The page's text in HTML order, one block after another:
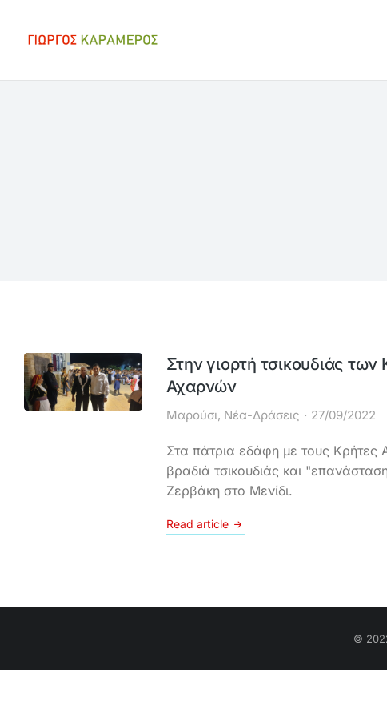
Στην γιορτή τσικουδιάς
Αχαρνών
Μαρούσι, Νέα-Δράσεις 27/09/2022
Στα πάτρια εδάφη με τους Κρήτες
βραδιά τσικουδιάς και
Ζερβάκη στο Μενίδι.
Read article
©